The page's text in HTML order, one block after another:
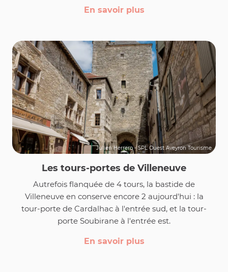
En savoir plus
Julien Herrero - SPL Ouest Aveyron Tourisme
Les tours-portes de Villeneuve
Autrefois flanquée de 4 tours, la bastide de
Villeneuve en conserve encore 2 aujourd'hui : la
tour-porte de Cardalhac à l'entrée sud, et la tour-
porte Soubirane à l'entrée est.
En savoir plus